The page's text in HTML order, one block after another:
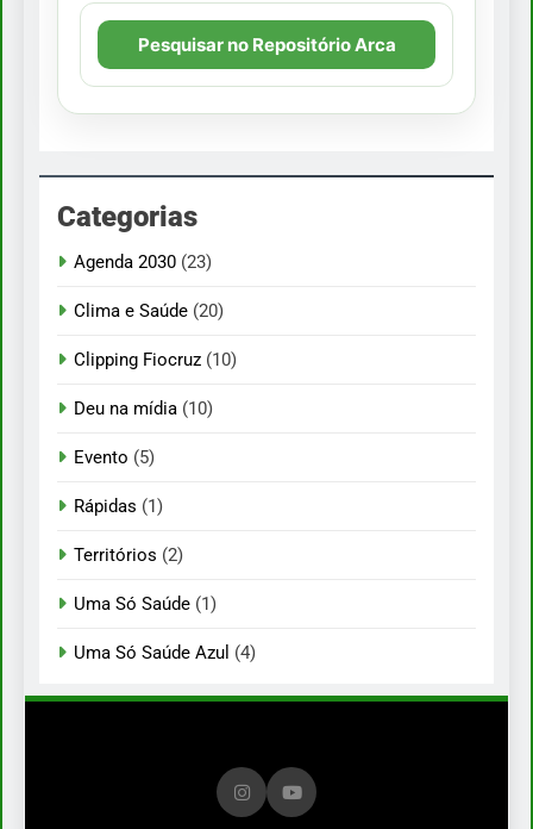
Pesquisar no Repositório Arca
Categorias
Agenda 2030 (23)
Clima e Saúde (20)
Clipping Fiocruz (10)
Deu na mídia (10)
Evento (5)
Rápidas (1)
Territórios (2)
Uma Só Saúde (1)
Uma Só Saúde Azul (4)